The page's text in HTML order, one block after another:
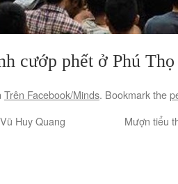
cướp phết ở Phú
Trên Facebook/Minds. Bookmark the
Huy Quang Mượn tiểu